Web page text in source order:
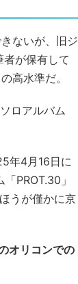
ないが、旧ジ
が保有して
高水準だ。
ロアルバム
年4月16日に
PROT.30」
うが僅かに京
オリコンでの